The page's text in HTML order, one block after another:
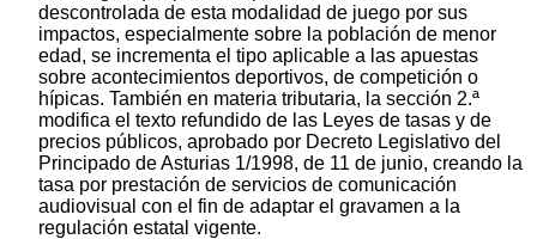
descontrolada de esta modalidad de juego por sus
impactos, especialmente sobre la población de menor
edad, se incrementa el tipo aplicable a las apuestas
sobre acontecimientos deportivos, de competición o
hípicas. También en materia tributaria, la sección 2.ª
modifica el texto refundido de las Leyes de tasas y de
precios públicos, aprobado por Decreto Legislativo del
Principado de Asturias 1/1998, de 11 de junio, creando la
tasa por prestación de servicios de comunicación
audiovisual con el fin de adaptar el gravamen a la
regulación estatal vigente.